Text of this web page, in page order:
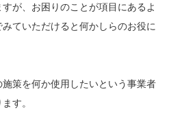
が、お困りのことが項目にあるよ
ていただけると何かしらのお役に
策を何か使用したいという事業者
す。